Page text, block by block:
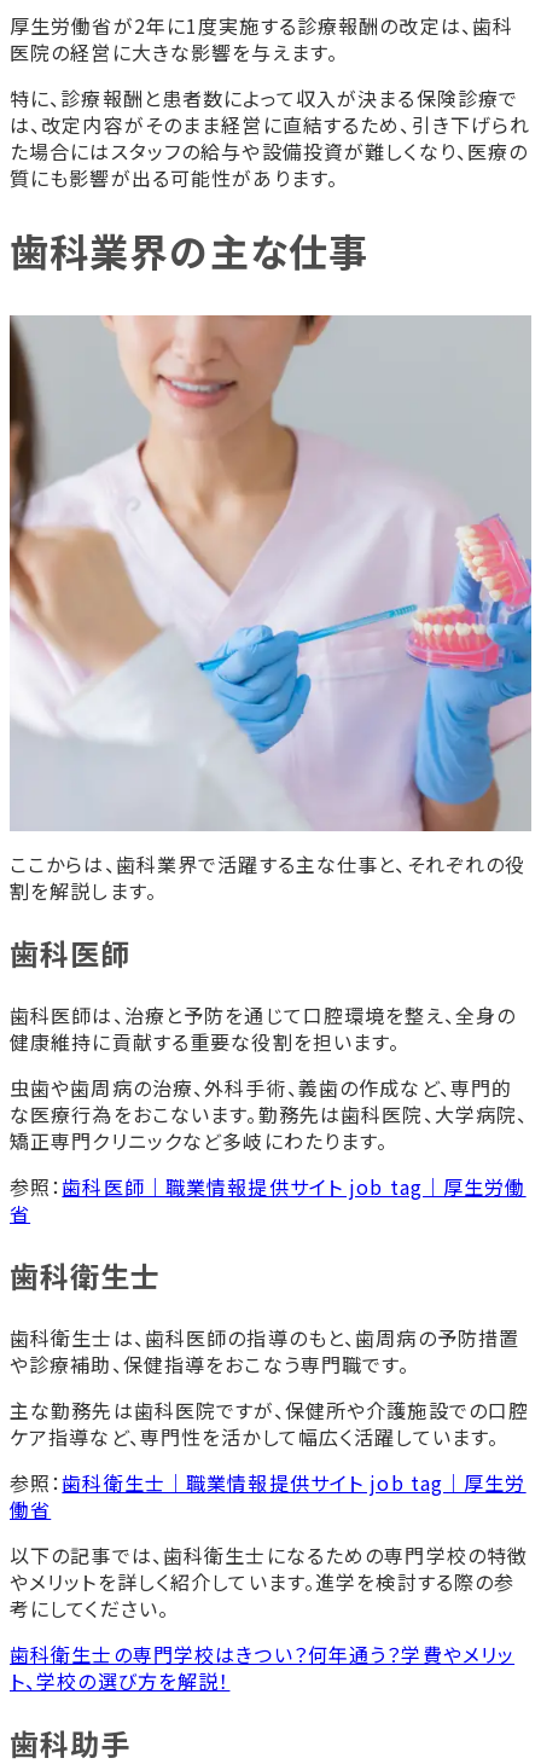
厚生労働省が2年に1度実施する診療報酬の改定は、歯科
医院の経営に大きな影響を与えます。
特に、診療報酬と患者数によって収入が決まる保険診療で
は、改定内容がそのまま経営に直結するため、引き下げられ
た場合にはスタッフの給与や設備投資が難しくなり、医療の
質にも影響が出る可能性があります。
歯科業界の主な仕事
ここからは、歯科業界で活躍する主な仕事と、それぞれの役
割を解説します。
歯科医師
歯科医師は、治療と予防を通じて口腔環境を整え、全身の
健康維持に貢献する重要な役割を担います。
虫歯や歯周病の治療、外科手術、義歯の作成など、専門的
な医療行為をおこないます。勤務先は歯科医院、大学病院、
矯正専門クリニックなど多岐にわたります。
参照：歯科医師｜職業情報提供サイト job tag｜厚生労働
省
歯科衛生士
歯科衛生士は、歯科医師の指導のもと、歯周病の予防措置
や診療補助、保健指導をおこなう専門職です。
主な勤務先は歯科医院ですが、保健所や介護施設での口腔
ケア指導など、専門性を活かして幅広く活躍しています。
参照：歯科衛生士｜職業情報提供サイト job tag｜厚生労
働省
以下の記事では、歯科衛生士になるための専門学校の特徴
やメリットを詳しく紹介しています。進学を検討する際の参
考にしてください。
歯科衛生士の専門学校はきつい？何年通う？学費やメリッ
ト、学校の選び方を解説！
歯科助手